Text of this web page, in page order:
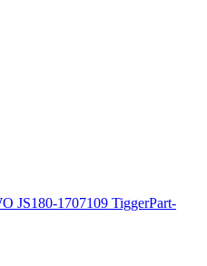
1707109 TiggerPart-